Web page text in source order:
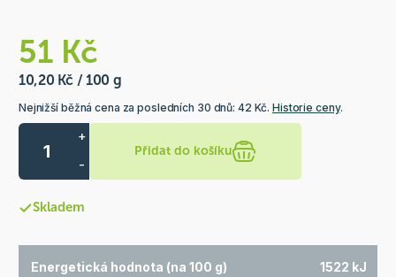
51 Kč
10,20 Kč / 100 g
Nejnižší běžná cena za posledních 30 dnů: 42 Kč.Historie ceny.
+
-
Přidat do košíku
Skladem
Energetická hodnota (na 100 g) 1522 kJ